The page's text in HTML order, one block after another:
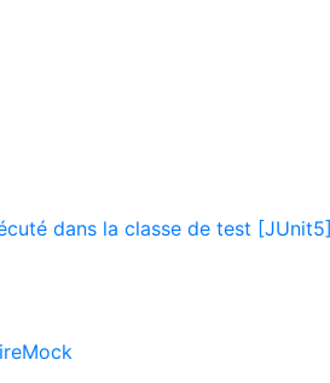
dans la classe de test [JUnit5]